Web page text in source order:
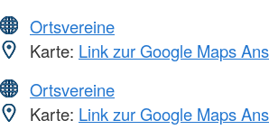
Ortsvereine
Karte: Link zur Google Maps
Ortsvereine
Karte: Link zur Google Maps